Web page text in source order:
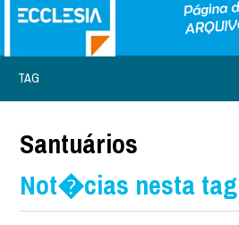
TAG
Santuários
Not�cias nesta tag